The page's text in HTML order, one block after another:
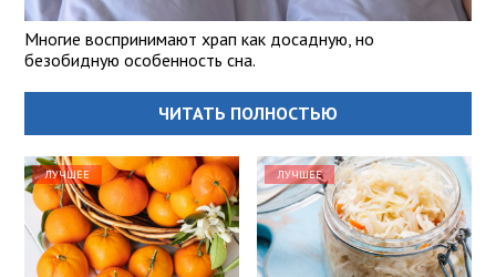
Многие воспринимают храп как досадную, но
безобидную особенность сна.
ЧИТАТЬ ПОЛНОСТЬЮ
ЛУЧШЕЕ ЛУЧШЕЕ